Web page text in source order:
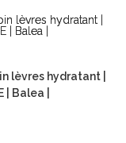
lèvres hydratant |
Balea |